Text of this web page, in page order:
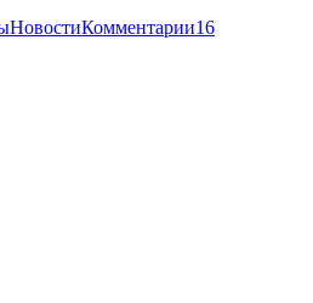
НовостиКомментарии16